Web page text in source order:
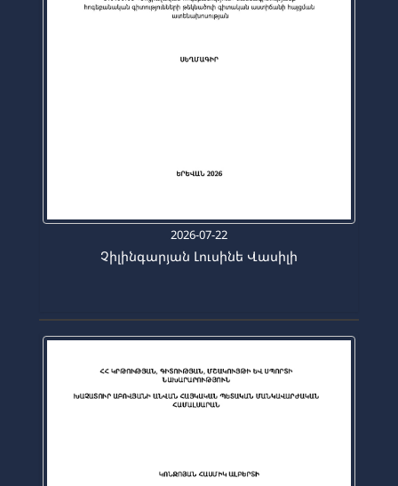
2026-07-22
Չիլինգարյան Լուսինե Վասիլի